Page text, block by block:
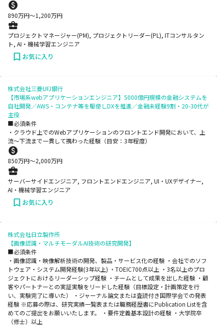
890万円〜1,200万円
プロジェクトマネージャー(PM), プロジェクトリーダー(PL), ITコンサルタン
ト, AI・機械学習エンジニア
お気に入り
株式会社三菱UFJ銀行
【市場系webアプリケーションエンジニア】5000億円規模の金融システムを
自社開発／AWS・コンテナ等を駆使しDXを推進／金融未経験9割・20-30代が
主役
■必須条件
・クラウド上でのWebアプリケーションのフロントエンド開発において、上
流～下流まで一貫して携わった経験（目安：3年程度）
850万円〜2,000万円
サーバーサイドエンジニア, フロントエンドエンジニア, UI・UXデザイナー,
AI・機械学習エンジニア
お気に入り
株式会社日立製作所
【画像認識・マルチモーダルAI技術の研究開発】
■必須条件
・画像認識・映像解析技術の開発、製品・サービス化の経験 ・会社でのソフ
トウェア・システム開発経験(3年以上) ・TOEIC700点以上 ・3名以上のプロ
ジェクトにおけるリーダーシップ経験 ・チームとして成果を出した経験 ・顧
客やパートナーとの実証実験をリードした経験（目標設定・計画策定を行
い、実験完了に導いた） ・ジャーナル論文または査読付き国際学会での発表
経験 ※応募の際は、研究実績一覧表または職務経歴書にPublication Listを含
めてのご提出をお願いいたします。 ・要件定義基本設計の経験 ・大学院卒
（修士）以上